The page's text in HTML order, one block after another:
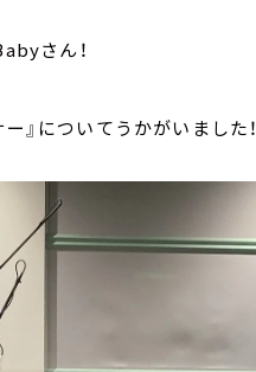
さん！
』についてうかがいました！